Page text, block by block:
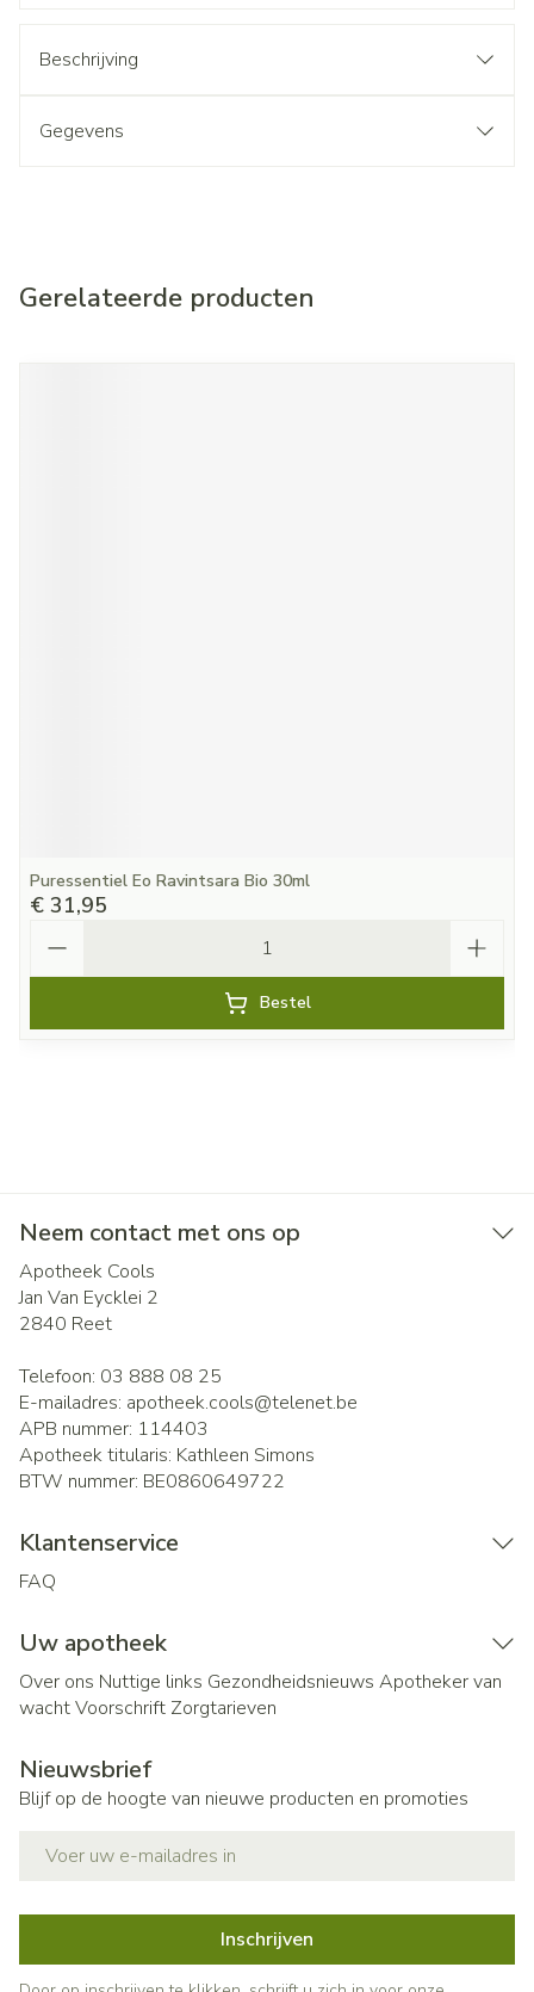
Beschrijving
Gegevens
Gerelateerde producten
Puressentiel Eo Ravintsara Bio 30ml
€ 31,95
Bestel
Neem contact met ons op
Apotheek Cools
Jan Van Eycklei 2
2840 Reet
Telefoon: 03 888 08 25
E-mailadres: apotheek.cools@telenet.be
APB nummer: 114403
Apotheek titularis: Kathleen Simons
BTW nummer: BE0860649722
Klantenservice
FAQ
Uw apotheek
Over ons Nuttige links Gezondheidsnieuws Apotheker van
wachtVoorschrift Zorgtarieven
Nieuwsbrief
Blijf op de hoogte van nieuwe producten en promoties
Inschrijven